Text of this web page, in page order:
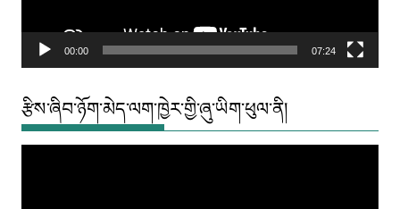
00:00 07:24
རྩིས་ཞིབ་ཉོག་མེད་ལག་ཁྱེར་གྱི་ཞུ་ཡིག་ཕུལ་ནི།